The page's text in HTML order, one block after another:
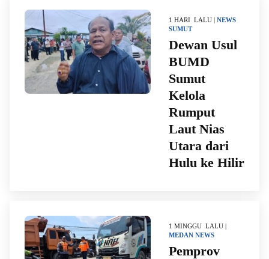
1 HARI LALU | NEWS
SUMUT
Dewan Usul
BUMD
Sumut
Kelola
Rumput
Laut Nias
Utara dari
Hulu ke Hilir
1 MINGGU LALU |
MEDAN NEWS
Pemprov